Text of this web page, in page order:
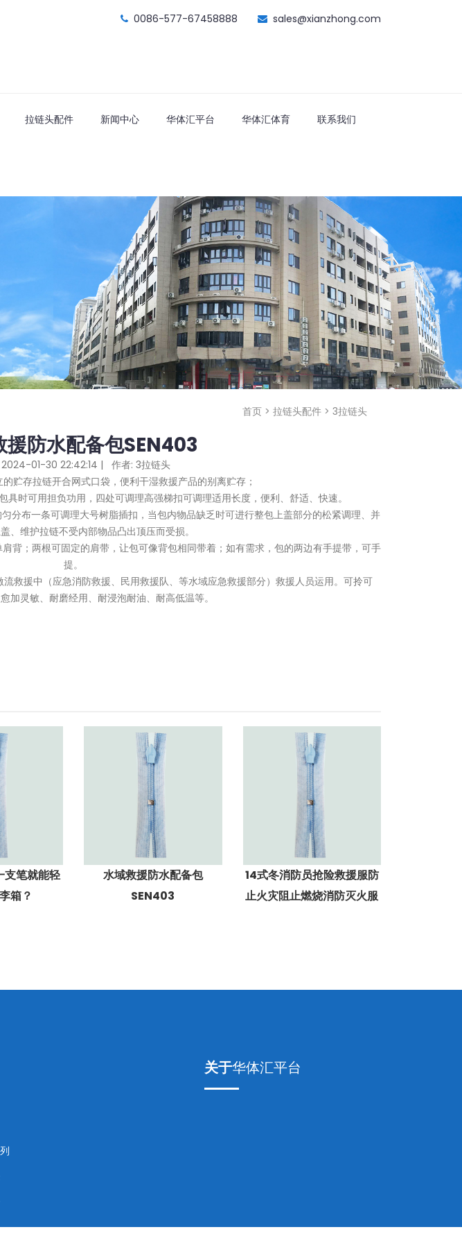
0086-577-67458888 sales@xianzhong.com
拉链头配件 新闻中心 华体汇平台 华体汇体育 联系我们
首页 > 拉链头配件 > 3拉链头
援防水配备包SEN403
2024-01-30 22:42:14 | 作者: 3拉链头
存拉链开合网式口袋，便利干湿救援产品的别离贮存；
时可用担负功用，四处可调理高强梯扣可调理适用长度，便利、舒适、快速。
布一条可调理大号树脂插扣，当包内物品缺乏时可进行整包上盖部分的松紧调理、并
、维护拉链不受内部物品凸出顶压而受损。
；两根可固定的肩带，让包可像背包相同带着；如有需求，包的两边有手提带，可手
提。
援中（应急消防救援、民用救援队、等水域应急救援部分）救援人员运用。可拎可
加灵敏、耐磨经用、耐浸泡耐油、耐高低温等。
支笔就能轻
箱？
水域救援防水配备包
SEN403
14式冬消防员抢险救援服防
止火灾阻止燃烧消防灭火服
关于华体汇平台